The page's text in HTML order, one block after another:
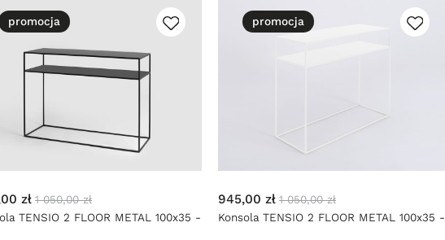
zł 1 050,00 zł
TENSIO 2 FLOOR METAL 100x35 -
promocja
945,00 zł 1 050,00 zł
Konsola TENSIO 2 FLOOR METAL 100x35 -
promocja